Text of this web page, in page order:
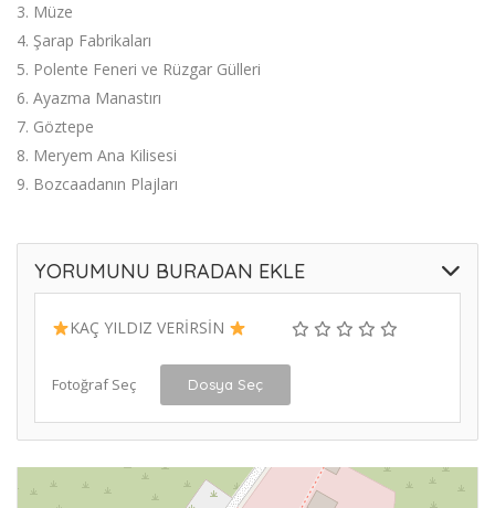
3. Müze
4. Şarap Fabrikaları
5. Polente Feneri ve Rüzgar Gülleri
6. Ayazma Manastırı
7. Göztepe
8. Meryem Ana Kilisesi
9. Bozcaadanın Plajları
YORUMUNU BURADAN EKLE
KAÇ YILDIZ VERİRSİN
Fotoğraf Seç Dosya Seç